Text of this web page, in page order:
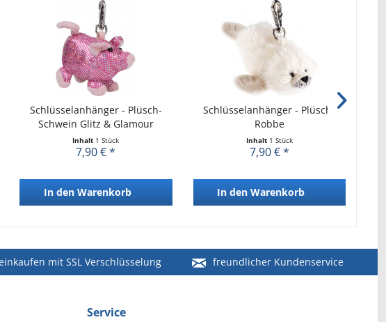
Schlüsselanhänger - Plüsch-
Schwein Glitz & Glamour
Inhalt 1 Stück
7,90 € *
In den Warenkorb
Schlüsselanhänger - Plüsch-
Robbe
Inhalt 1 Stück
7,90 € *
In den Warenkorb
mit SSL Verschlüsselung freundlicher Kundenservice
Service